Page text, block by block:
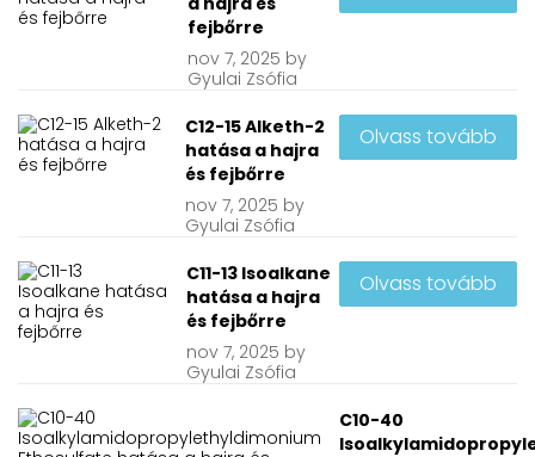
fejbőrre
nov 7, 2025 by
Gyulai Zsófia
C12-15 Alketh-2
hatása a hajra
és fejbőrre
nov7, 2025 by
Gyulai Zsófia
Olvass tovább
C11-13 Isoalkane
hatása a hajra
és fejbőrre
nov 7, 2025 by
Gyulai Zsófia
Olvass tovább
C10-40